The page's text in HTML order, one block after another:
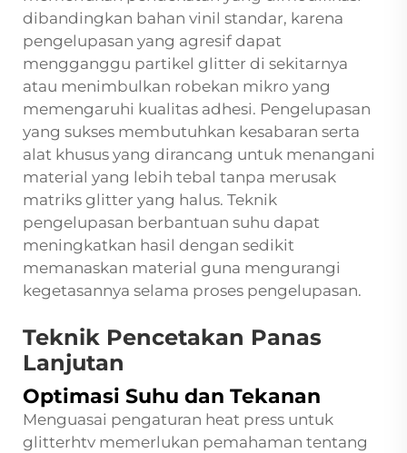
dibandingkan bahan vinil standar, karena
pengelupasan yang agresif dapat
mengganggu partikel glitter di sekitarnya
atau menimbulkan robekan mikro yang
memengaruhi kualitas adhesi. Pengelupasan
yang sukses membutuhkan kesabaran serta
alat khusus yang dirancang untuk menangani
material yang lebih tebal tanpa merusak
matriks glitter yang halus. Teknik
pengelupasan berbantuan suhu dapat
meningkatkan hasil dengan sedikit
memanaskan material guna mengurangi
kegetasannya selama proses pengelupasan.
Teknik Pencetakan Panas
Lanjutan
Optimasi Suhu dan Tekanan
Menguasai pengaturan heat press untuk
glitterhtv memerlukan pemahaman tentang